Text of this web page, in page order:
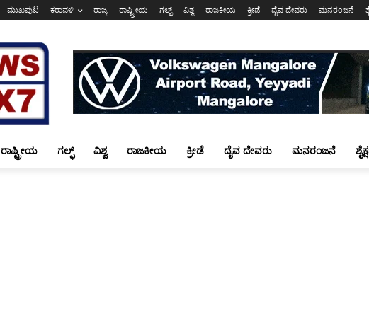
ಮುಖಪುಟ ಕರಾವಳಿ ರಾಜ್ಯ ರಾಷ್ಟ್ರೀಯ ಗಲ್ಫ್ ವಿಶ್ವ ರಾಜಕೀಯ ಕ್ರೀಡೆ ದೈವ ದೇವರು ಮನರಂಜನೆ
ರಾಷ್ಟ್ರೀಯ ಗಲ್ಫ್ ವಿಶ್ವ ರಾಜಕೀಯ ಕ್ರೀಡೆ ದೈವ ದೇವರು ಮನರಂಜನೆ